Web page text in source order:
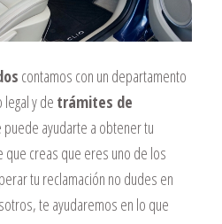
contamos con un departamento
y de trámites de
puede ayudarte a obtener tu
que creas que eres uno de los
tu reclamación no dudes en
te ayudaremos en lo que